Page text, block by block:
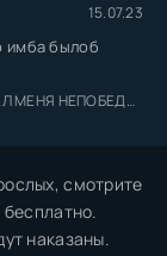
15.07.23
имба былоб
В МОЁМ
смотрите
наказаны.